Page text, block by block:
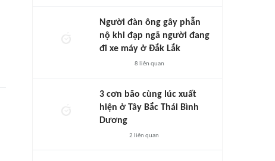
Người đàn ông gây phẫn
nộ khi đạp ngã người đang
đi xe máy ở Đắk Lắk
8 liên quan
3 cơn bão cùng lúc xuất
hiện ở Tây Bắc Thái Bình
Dương
2 liên quan